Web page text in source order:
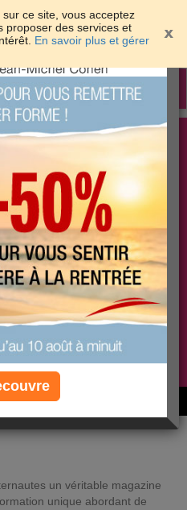
ce site, vous acceptez
proposer des services et
En savoir plus et gérer
pour maigrir et être bien
peau
PLUS
COACHING
le régime gratuit
réappris à manger avec nous
un véritable magazine
unique abordant de
×